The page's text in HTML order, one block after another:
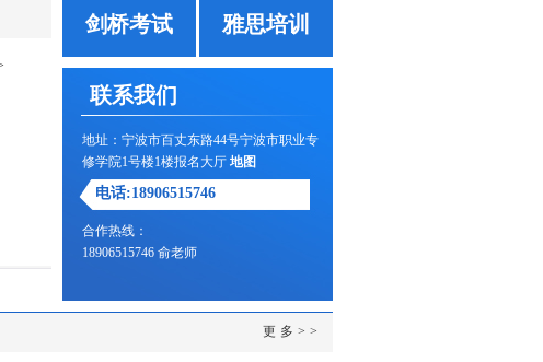
剑桥考试 雅思培训
联系我们
地址： 宁波市百丈东路44号宁波市职业专
修学院1号楼1楼报名大厅 地图
电话:18906515746
合作热线：
18906515746 俞老师
更多>>